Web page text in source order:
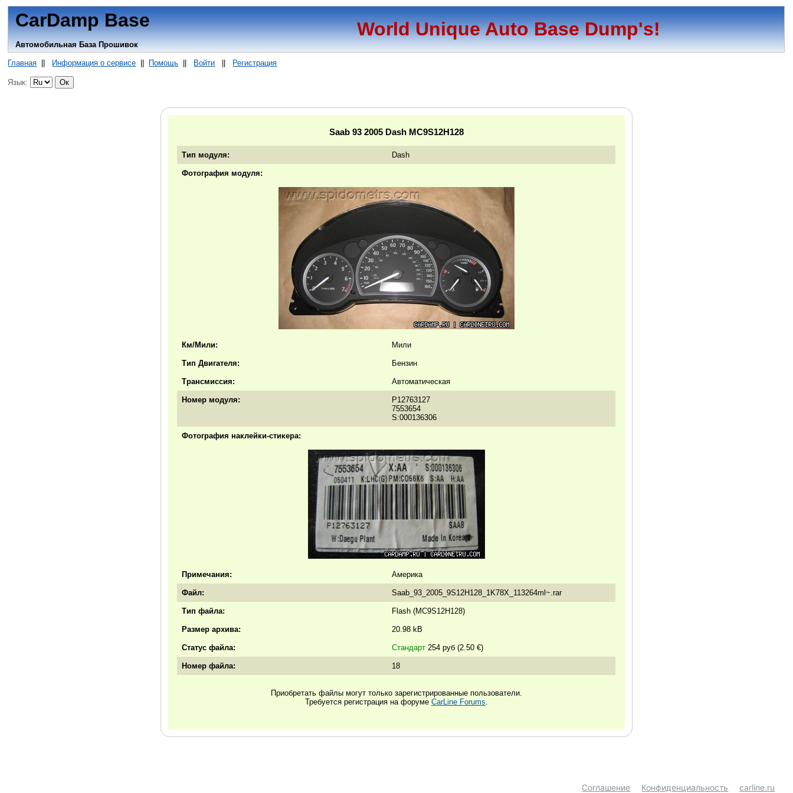
CarDamp Base
Автомобильная База Прошивок
World Unique Auto Base Dump's!
Главная Информация о сервисе Помощь Войти Регистрация
Язык:
Saab 93 2005 Dash MC9S12H128
Тип модуля: Dash
Фотография модуля:
Км/Мили: Мили
Тип Двигателя: Бензин
Трансмиссия: Автоматическая
Номер модуля:
P12763127
7553654
S:000136306
Фотография наклейки-стикера:
Примечания: Америка
Файл: Saab_93_2005_9S12H128_1K78X_113264ml~.rar
Тип файла: Flash (MC9S12H128)
Размер архива: 20.98 kB
Статус файла: Стандарт 254 руб (2.50 €)
Номер файла: 18
Приобретать файлы могут только зарегистрированные пользователи.
Требуется регистрация на форуме CarLine Forums.
Соглашение Конфиденциальность carline.ru